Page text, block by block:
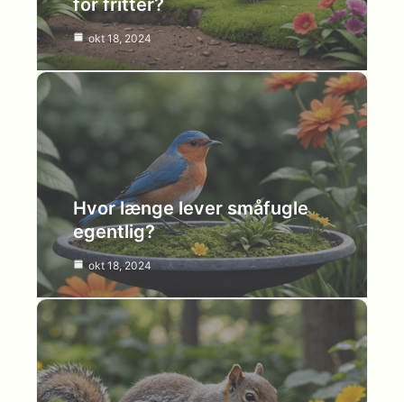
for fritter?
okt 18, 2024
Hvor længe lever småfugle
egentlig?
okt 18, 2024